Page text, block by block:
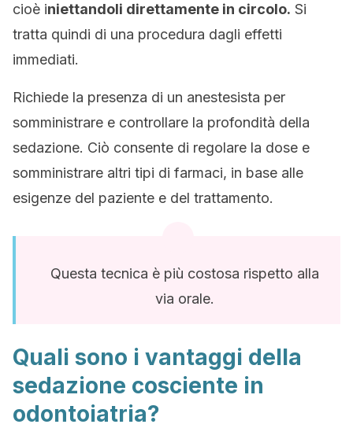
cioè iniettandoli direttamente in circolo. Si
tratta quindi di una procedura dagli effetti
immediati.
Richiede la presenza di un anestesista per
somministrare e controllare la profondità della
sedazione. Ciò consente di regolare la dose e
somministrare altri tipi di farmaci, in base alle
esigenze del paziente e del trattamento.
Questa tecnica è più costosa rispetto alla
via orale.
Quali sono i vantaggi della
sedazione cosciente in
odontoiatria?